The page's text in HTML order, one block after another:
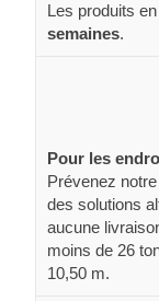
Les produits
semaines.
Pour les
Prévenez
des solutions
aucune
moins de 26
10,50 m.